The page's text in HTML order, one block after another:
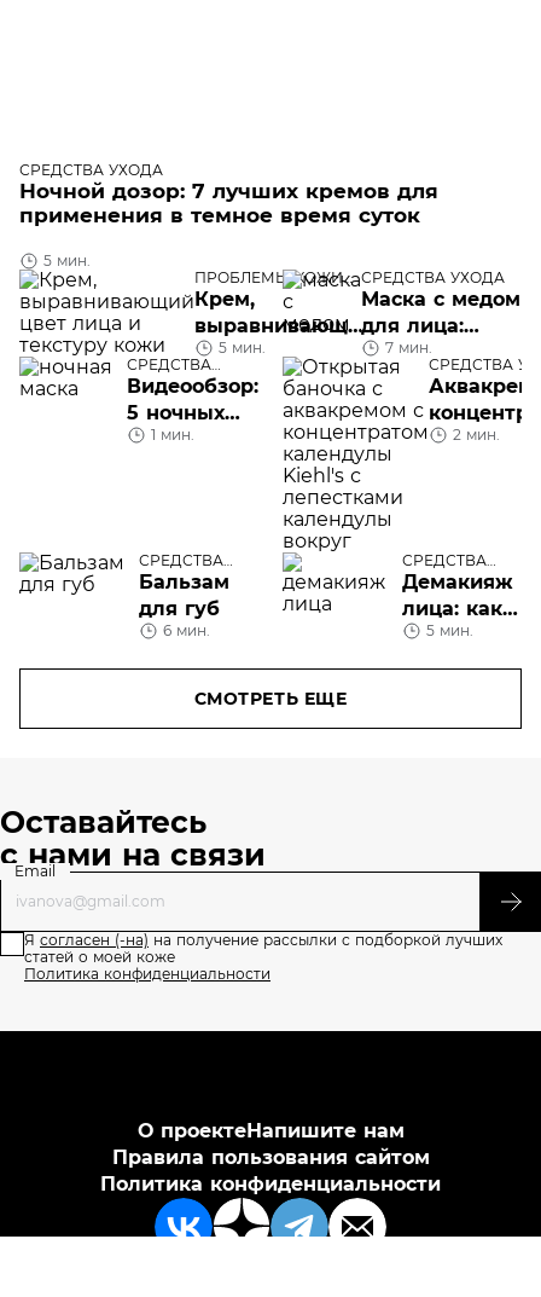
СРЕДСТВА УХОДА
Ночной дозор: 7 лучших кремов для
применения в темное время суток
5 мин.
ПРОБЛЕМЫ КОЖИ
ЛИЦА
Крем,
выравнивающий
цвет лица и
текстуру кожи
5 мин.
СРЕДСТВА УХОДА
Маска с медом
для лица:
домашнего
приготовления
или готовые
средства?
7 мин.
СРЕДСТВА
УХОДА
Видеообзор:
5 ночных
масок для
1 мин.
СРЕДСТВА
Аквакрем
2 мин.
СРЕДСТВА
УХОДА
Бальзам
для губ
6 мин.
СРЕДСТВА
УХОДА
Демакияж
лица: как
выбрать
5 мин.
СМОТРЕТЬ ЕЩЕ
Оставайтесь
с нами на связи
Email
Я согласен (-на) на получение рассылки с подборкой лучших
статей о моей коже
Политика конфиденциальности
О проектеНапишите нам
Правила пользования сайтом
Политика конфиденциальности